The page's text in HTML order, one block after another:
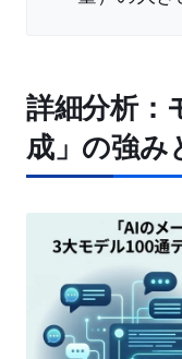
詳細分析：
成」の強み